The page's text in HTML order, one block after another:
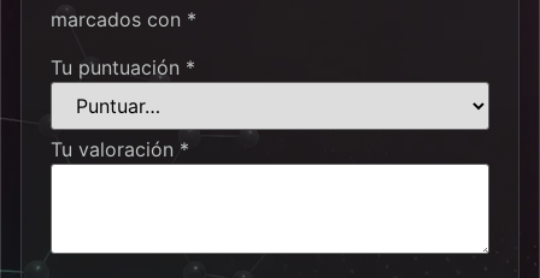
marcados con *
Tu puntuación *
Tu valoración *